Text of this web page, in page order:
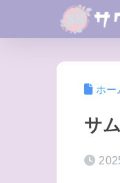
ホー
サ